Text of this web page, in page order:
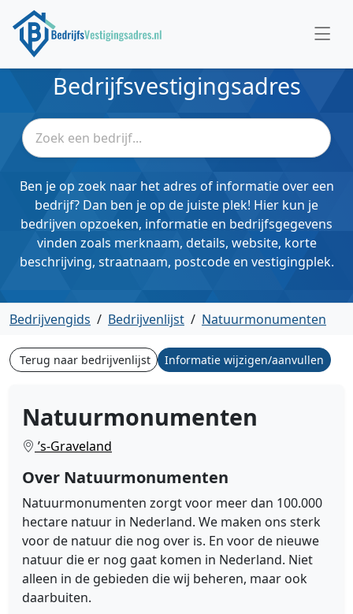
Bedrijfsvestigingsadres
Ben je op zoek naar het adres of informatie over een
bedrijf? Dan ben je op de juiste plek! Hier kun je
bedrijven opzoeken, informatie en bedrijfsgegevens
vinden zoals merknaam, details, website, korte
beschrijving, straatnaam, postcode en vestigingplek.
Bedrijvengids / Bedrijvenlijst / Natuurmonumenten
Terug naar bedrijvenlijst Informatie wijzigen/aanvullen
Natuurmonumenten
’s-Graveland
Over Natuurmonumenten
Natuurmonumenten zorgt voor meer dan 100.000
hectare natuur in Nederland. We maken ons sterk
voor de natuur die nog over is. En voor de nieuwe
natuur die er nog gaat komen in Nederland. Niet
alleen in de gebieden die wij beheren, maar ook
daarbuiten.